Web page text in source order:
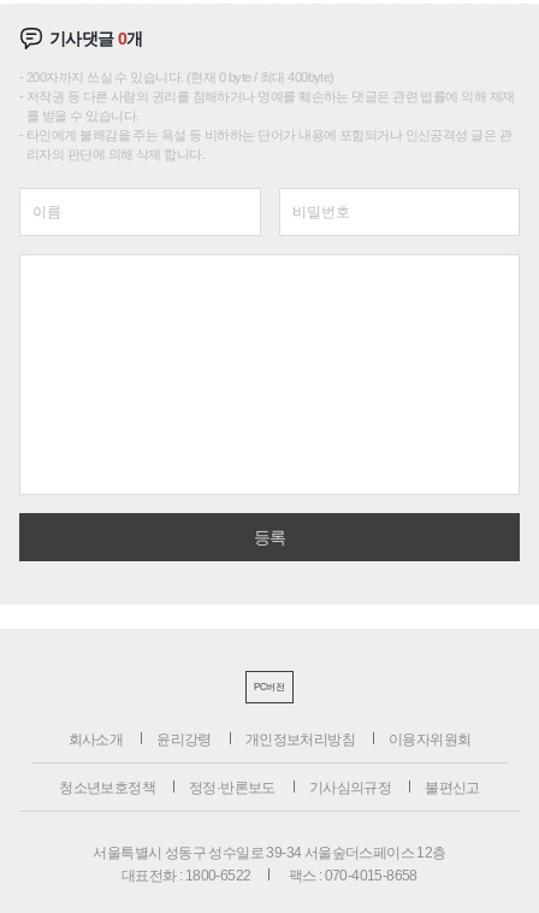
기사댓글0개
200자까지 쓰실 수 있습니다. (현재 0 byte / 최대 400byte)
저작권 등 다른 사람의 권리를 침해하거나 명예를 훼손하는 댓글은 관련 법률에 의해 제재
를 받을 수 있습니다.
타인에게 불쾌감을 주는 욕설 등 비하하는 단어가 내용에 포함되거나 인신공격성 글은 관
리자의 판단에 의해 삭제 합니다.
PC버전
회사소개 윤리강령 개인정보처리방침 이용자위원회
청소년보호정책 정정·반론보도 기사심의규정 불편신고
서울특별시 성동구 성수일로 39-34 서울숲더스페이스 12층
대표전화 : 1800-6522
팩스 : 070-4015-8658